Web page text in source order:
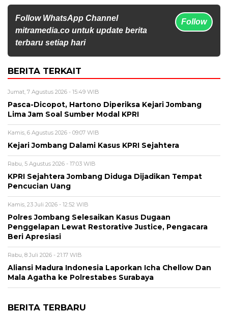
Follow WhatsApp Channel
mitramedia.co untuk update berita
terbaru setiap hari
Follow
BERITA TERKAIT
Jumat, 7 Agustus 2026 - 15:49 WIB
Pasca-Dicopot, Hartono Diperiksa Kejari Jombang
Lima Jam Soal Sumber Modal KPRI
Kamis, 6 Agustus 2026 - 09:07 WIB
Kejari Jombang Dalami Kasus KPRI Sejahtera
Rabu, 5 Agustus 2026 - 17:03 WIB
KPRI Sejahtera Jombang Diduga Dijadikan Tempat
Pencucian Uang
Kamis, 23 Juli 2026 - 12:52 WIB
Polres Jombang Selesaikan Kasus Dugaan
Penggelapan Lewat Restorative Justice, Pengacara
Beri Apresiasi
Rabu, 8 Juli 2026 - 21:17 WIB
Aliansi Madura Indonesia Laporkan Icha Chellow Dan
Mala Agatha ke Polrestabes Surabaya
BERITA TERBARU